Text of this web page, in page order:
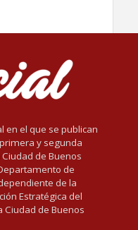
en el que se publican
y segunda
de Buenos
de
de la
Estratégica del
Ciudad de Buenos